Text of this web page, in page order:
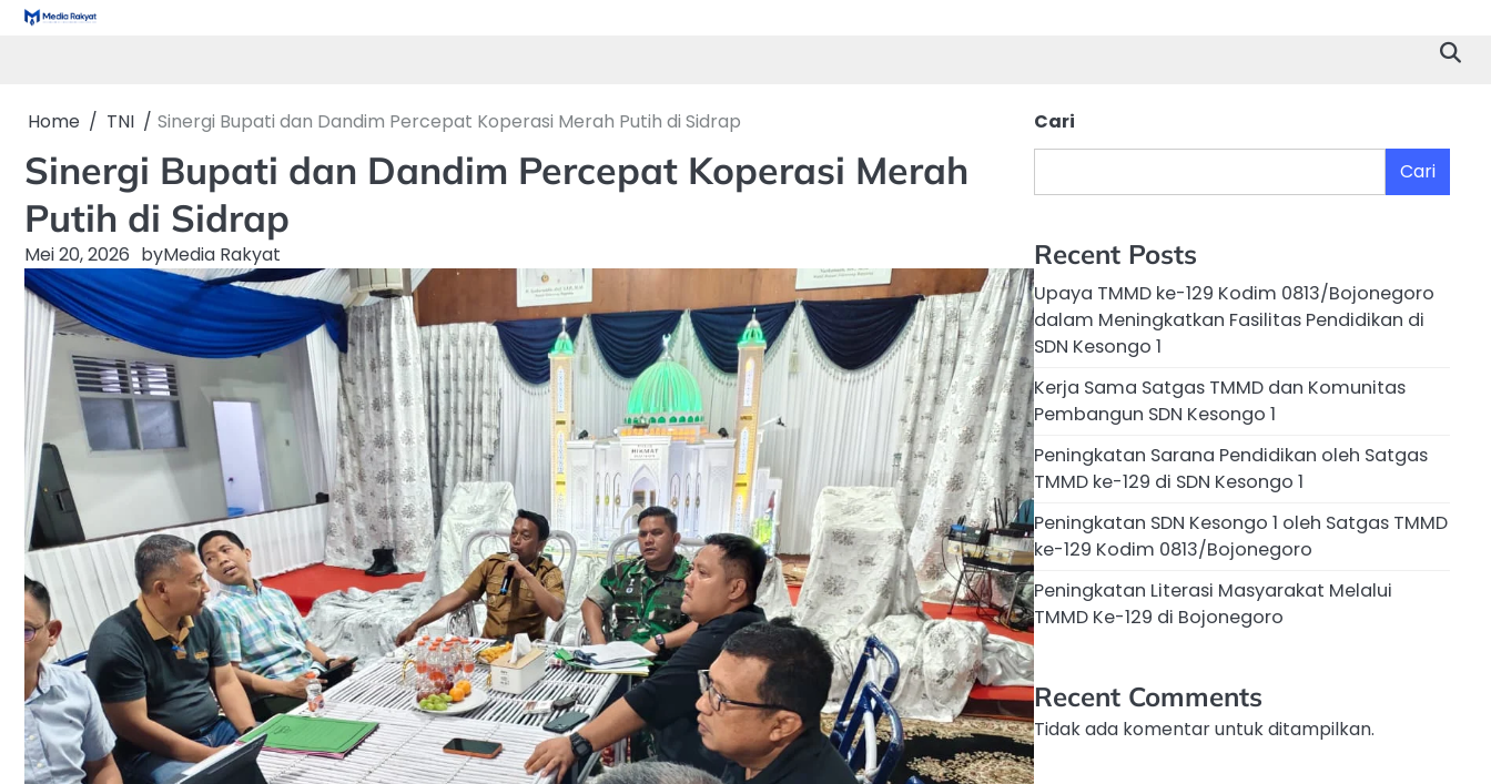
Skip
Home TNI Sinergi Bupati dan Dandim Percepat Koperasi Merah Putih di Sidrap
Sinergi Bupati dan Dandim Percepat Koperasi Merah
Putih di Sidrap
Mei 20, 2026 byMedia Rakyat
Cari
Cari
Recent Posts
Upaya TMMD ke-129 Kodim 0813/Bojonegoro
dalam Meningkatkan Fasilitas Pendidikan di
SDN Kesongo 1
Kerja Sama Satgas TMMD dan Komunitas
Pembangun SDN Kesongo 1
Peningkatan Sarana Pendidikan oleh Satgas
TMMD ke-129 di SDN Kesongo 1
Peningkatan SDN Kesongo 1 oleh Satgas TMMD
ke-129 Kodim 0813/Bojonegoro
Peningkatan Literasi Masyarakat Melalui
TMMD Ke-129 di Bojonegoro
Recent Comments
Tidak ada komentar untuk ditampilkan.